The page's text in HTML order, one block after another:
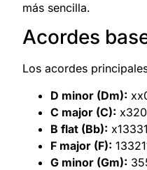
más sencilla.
Acordes
Los acordes
D minor (Dm):
C major (C):
B flat (Bb): x13331
F major (F):
G minor (Gm):